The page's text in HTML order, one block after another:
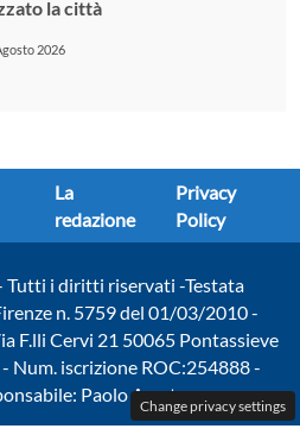
la città
2026
La
redazione
Privacy
Policy
i diritti riservati -Testata
n. 5759 del 01/03/2010 -
F.lli Cervi 21 50065 Pontassieve
Num. iscrizione ROC:254888 -
Paolo Amato
Change privacy settings